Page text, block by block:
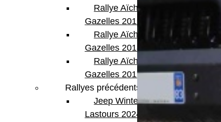
Rallye Aïcha des
Gazelles 2019
Rallye Aïcha des
Gazelles 2018
Rallye Aïcha des
Gazelles 2017
Rallyes précédents
Jeep Winter
Lastours 2024